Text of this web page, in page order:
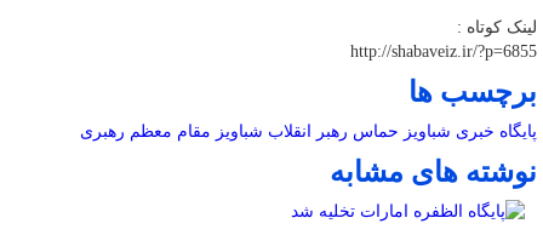
لینک کوتاه :
http://shabaveiz.ir/?p=6855
برچسب ها
پایگاه خبری شباویز حماس رهبر انقلاب شباویز مقام معظم رهبری
نوشته های مشابه